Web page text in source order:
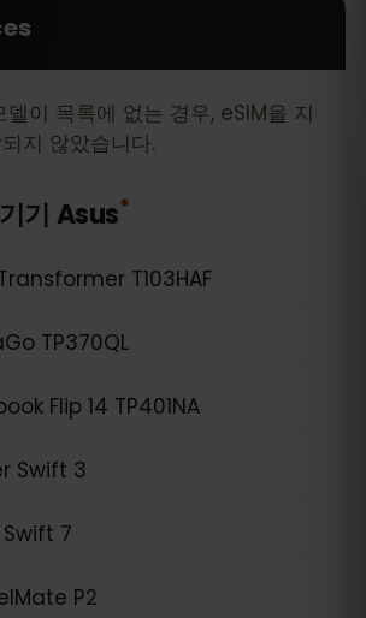
이 목록에 없는 경우, eSIM을 지
지 않았습니다.
기 Asus*
T103HAF
TP370QL
Flip 14 TP401NA
Swift 3
7
P2